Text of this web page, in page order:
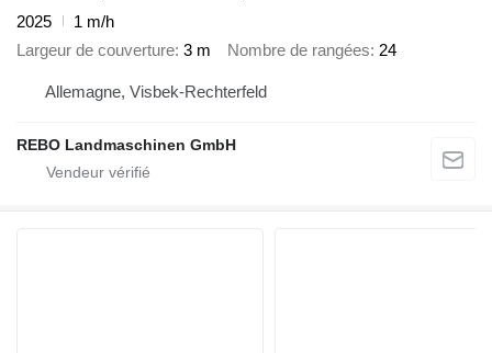
2025
1 m/h
Largeur de couverture 3 m Nombre de rangées 24
Allemagne, Visbek-Rechterfeld
REBO Landmaschinen GmbH